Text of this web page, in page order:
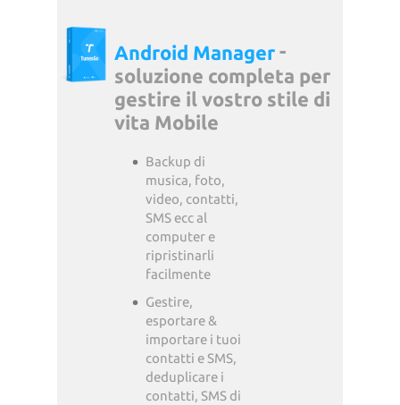
Android Manager -
soluzione completa per
gestire il vostro stile di
vita Mobile
Backup di
musica, foto,
video, contatti,
SMS ecc al
computer e
ripristinarli
facilmente
Gestire,
esportare &
importare i tuoi
contatti e SMS,
deduplicare i
contatti, SMS di